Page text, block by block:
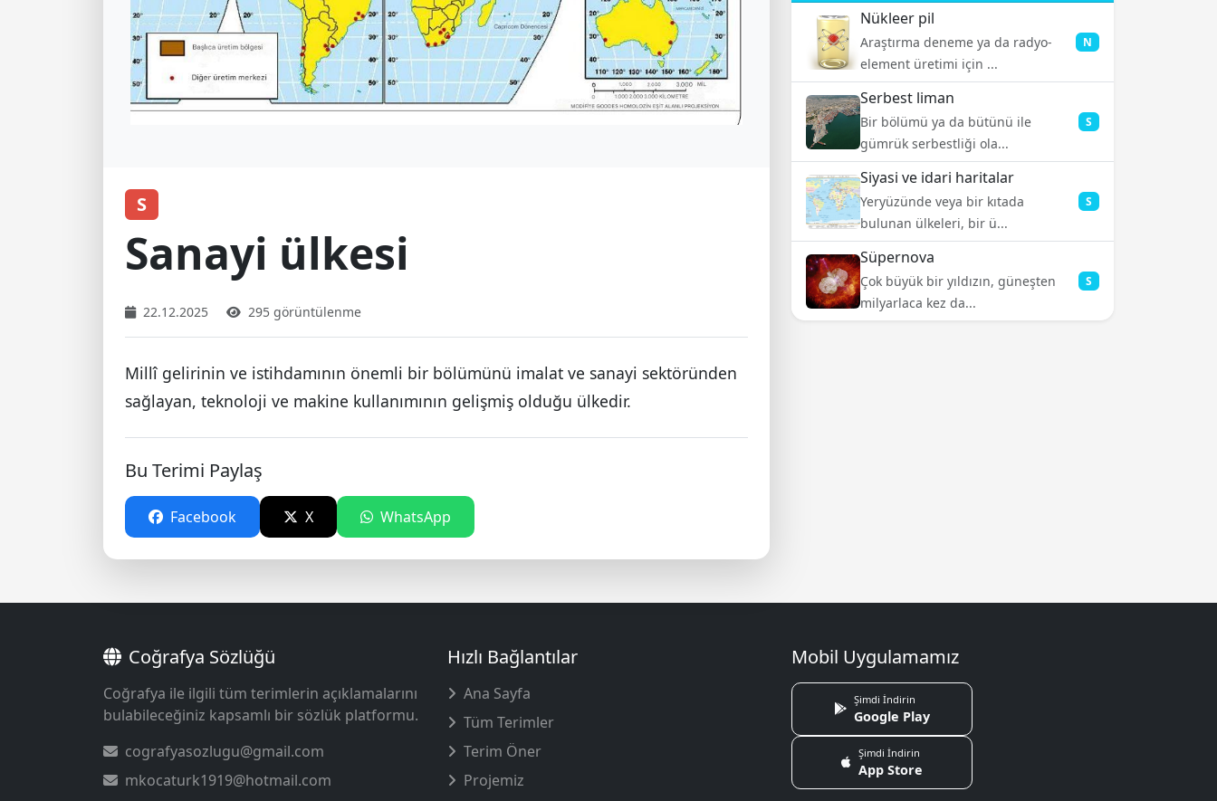
S
Sanayi ülkesi
22.12.2025 295 görüntülenme
Millî gelirinin ve istihdamının önemli bir bölümünü imalat ve sanayi sektöründen
sağlayan, teknoloji ve makine kullanımının gelişmiş olduğu ülkedir.
Bu Terimi Paylaş
Facebook X WhatsApp
Nükleer pil
Araştırma deneme ya da radyo-
element üretimi için ...
N
Serbest liman
Bir bölümü ya da bütünü ile
gümrük serbestliği ola...
S
Siyasi ve idari haritalar
Yeryüzünde veya bir kıtada
bulunan ülkeleri, bir ü...
S
Süpernova
Çok büyük bir yıldızın, güneşten
milyarlaca kez da...
S
Coğrafya Sözlüğü
Coğrafya ile ilgili tüm terimlerin açıklamalarını
bulabileceğiniz kapsamlı bir sözlük platformu.
cografyasozlugu@gmail.com
mkocaturk1919@hotmail.com
Hızlı Bağlantılar
Ana Sayfa
Tüm Terimler
Terim Öner
Projemiz
Mobil Uygulamamız
Şimdi İndirin
Google Play
Şimdi İndirin
App Store